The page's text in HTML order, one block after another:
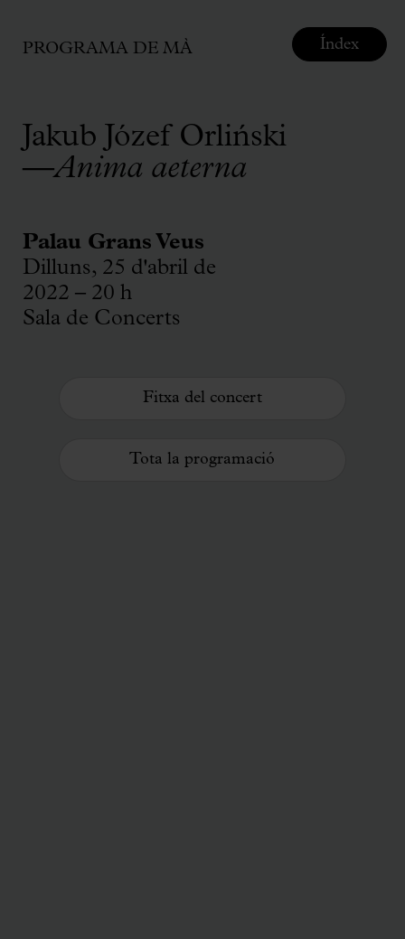
PROGRAMA DE MÀ
Jakub Józef Orliński
—Anima aeterna
Palau Grans Veus
Dilluns, 25 d'abril de
2022 – 20 h
Sala de Concerts
Fitxa del concert
Tota la programació
Índex